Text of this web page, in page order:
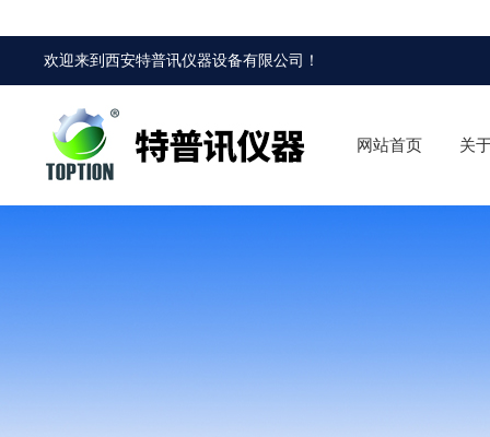
欢迎来到西安特普讯仪器设备有限公司 ！
网站首页 关